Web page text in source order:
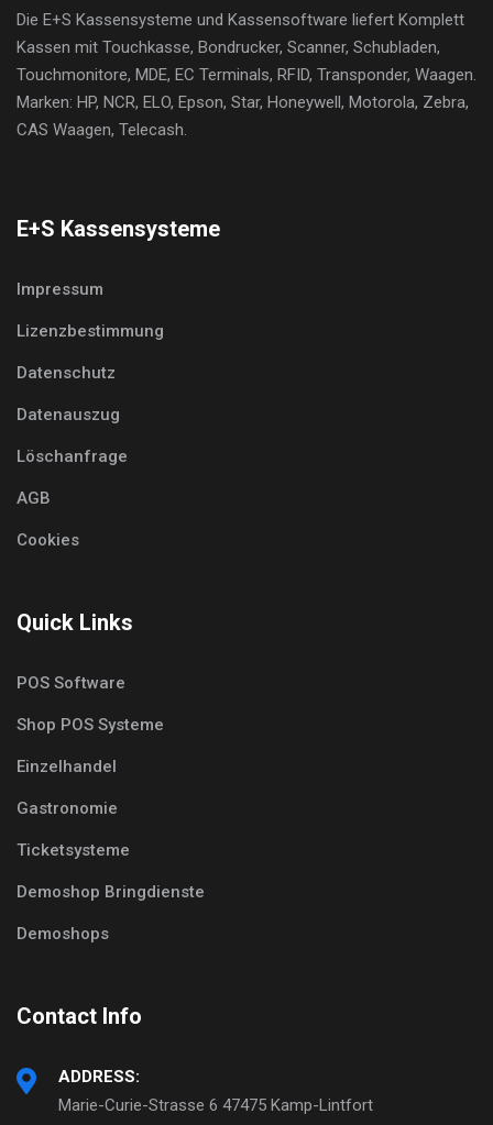
Die E+S Kassensysteme und Kassensoftware liefert Komplett
Kassen mit Touchkasse, Bondrucker, Scanner, Schubladen,
Touchmonitore, MDE, EC Terminals, RFID, Transponder, Waagen.
Marken: HP, NCR, ELO, Epson, Star, Honeywell, Motorola, Zebra,
CAS Waagen, Telecash.
E+S Kassensysteme
Impressum
Lizenzbestimmung
Datenschutz
Datenauszug
Löschanfrage
AGB
Cookies
Quick Links
POS Software
Shop POS Systeme
Einzelhandel
Gastronomie
Ticketsysteme
Demoshop Bringdienste
Demoshops
Contact Info
ADDRESS:
Marie-Curie-Strasse 6 47475 Kamp-Lintfort